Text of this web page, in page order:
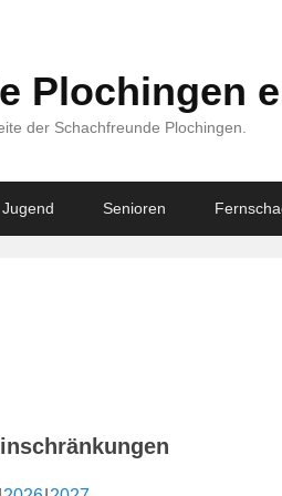
Plochingen
der Schachfreunde Plochingen.
Jugend Senioren